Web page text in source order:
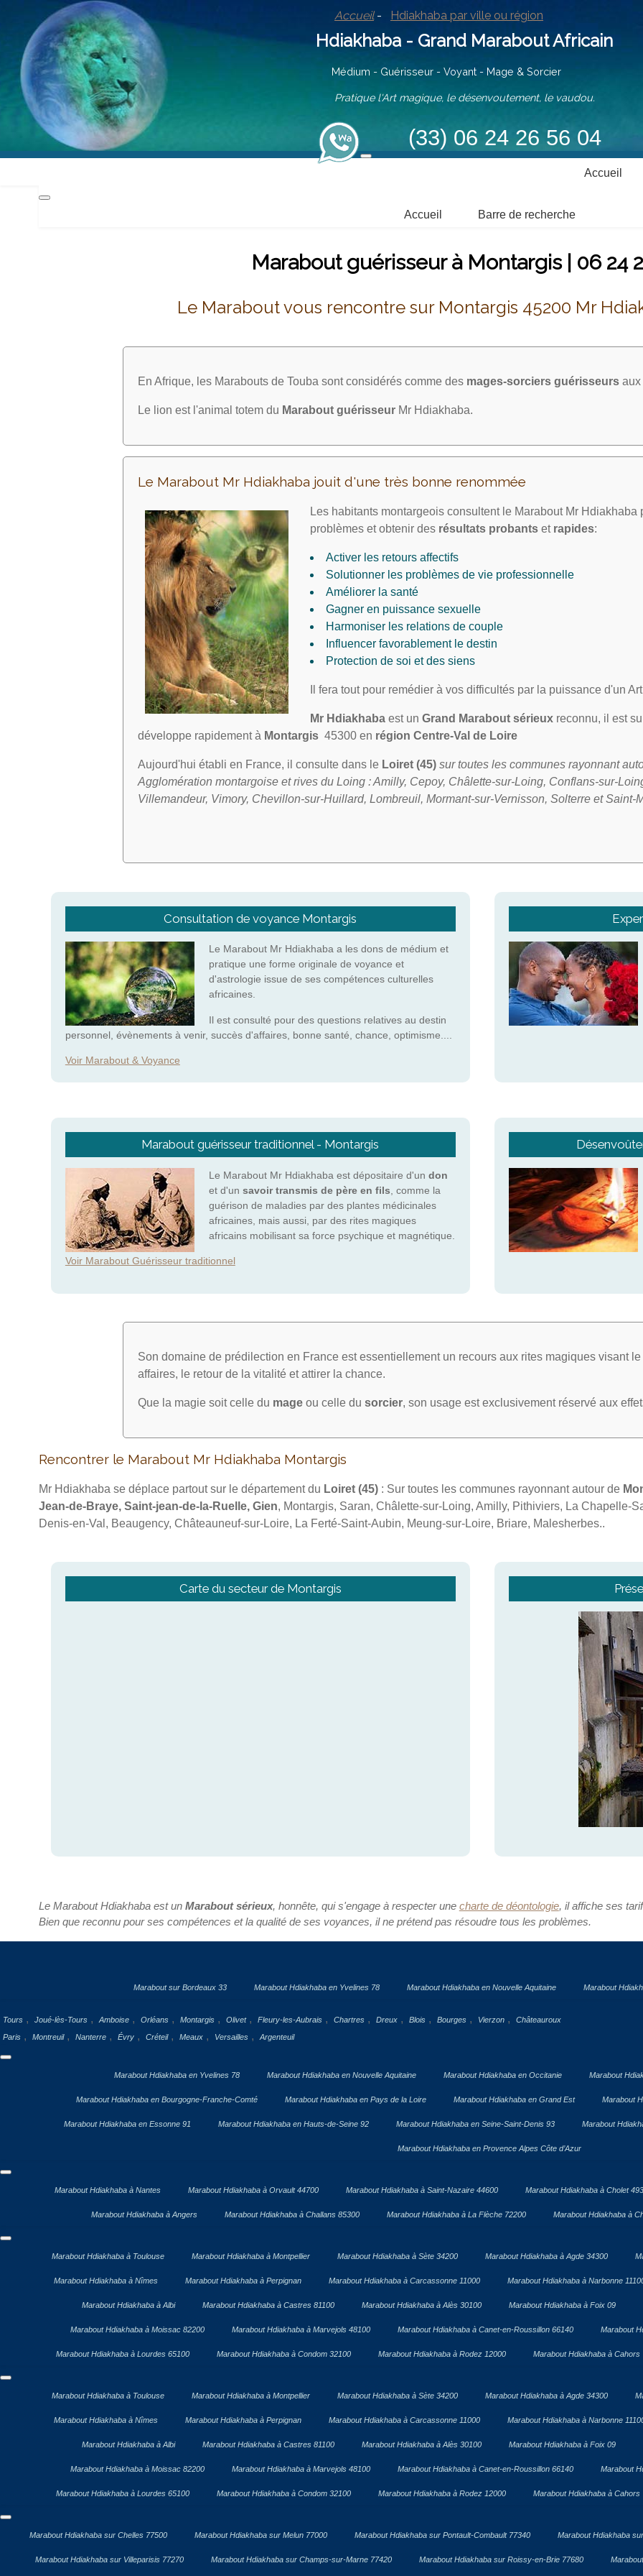
Accueil - Hdiakhaba par ville ou région
Hdiakhaba - Grand Marabout Africain
Médium - Guérisseur - Voyant - Mage & Sorcier
Pratique l'Art magique, le désenvoutement, le vaudou.
(33) 06 24 26 56 04
Accueil
Accueil Barre de recherche
Marabout guérisseur à Montargis | 06 24
Le Marabout vous rencontre sur Montargis 45200 Mr
En Afrique, les Marabouts de Touba sont considérés comme des mages-sorciers guérisseurs aux
Le lion est l'animal totem du Marabout guérisseur Mr Hdiakhaba.
Le Marabout Mr Hdiakhaba jouit d'une très bonne renommée
Les habitants montargeois consultent le Marabout Mr Hdiakhaba
problèmes et obtenir des résultats probants et rapides:
Activer les retours affectifs
Solutionner les problèmes de vie professionnelle
Améliorer la santé
Gagner en puissance sexuelle
Harmoniser les relations de couple
Influencer favorablement le destin
Protection de soi et des siens
Il fera tout pour remédier à vos difficultés par la puissance d'un
Mr Hdiakhaba est un Grand Marabout sérieux reconnu, il est
développe rapidement à Montargis 45300 en région Centre-Val de Loire
Aujourd'hui établi en France, il consulte dans le Loiret (45) sur toutes les communes rayonnant
Agglomération montargoise et rives du Loing : Amilly, Cepoy, Châlette-sur-Loing, Conflans-sur-
Villemandeur, Vimory, Chevillon-sur-Huillard, Lombreuil, Mormant-sur-Vernisson, Solterre et Saint-
Consultation de voyance Montargis
Le Marabout Mr Hdiakhaba a les dons de médium et
pratique une forme originale de voyance et
d'astrologie issue de ses compétences culturelles
africaines.
Il est consulté pour des questions relatives au destin
personnel, évènements à venir, succès d'affaires, bonne santé, chance, optimisme....
Voir Marabout & Voyance
Marabout guérisseur traditionnel - Montargis
Le Marabout Mr Hdiakhaba est dépositaire d'un don
et d'un savoir transmis de père en fils , comme la
guérison de maladies par des plantes médicinales
africaines, mais aussi, par des rites magiques
africains mobilisant sa force psychique et magnétique.
Voir Marabout Guérisseur traditionnel
Son domaine de prédilection en France est essentiellement un recours aux rites magiques visant le
affaires, le retour de la vitalité et attirer la chance.
Que la magie soit celle du mage ou celle du sorcier, son usage est exclusivement réservé aux
Rencontrer le Marabout Mr Hdiakhaba Montargis
Mr Hdiakhaba se déplace partout sur le département du Loiret (45) : Sur toutes les communes rayonnant autour de
Jean-de-Braye, Saint-jean-de-la-Ruelle, Gien, Montargis, Saran, Châlette-sur-Loing, Amilly, Pithiviers, La Chapelle-
Denis-en-Val, Beaugency, Châteauneuf-sur-Loire, La Ferté-Saint-Aubin, Meung-sur-Loire, Briare, Malesherbes..
Carte du secteur de Montargis
Le Marabout Hdiakhaba est un Marabout sérieux, honnête, qui s'engage à respecter une charte de déontologie, il affiche ses
Bien que reconnu pour ses compétences et la qualité de ses voyances, il ne prétend pas résoudre tous les problèmes.
Marabout sur Bordeaux 33 Marabout Hdiakhaba en Yvelines 78 Marabout Hdiakhaba en Nouvelle Aquitaine Marabout
Tours , Joué-lès-Tours , Amboise , Orléans , Montargis , Olivet , Fleury-les-Aubrais , Chartres , Dreux , Blois , Bourges , Vierzon ,
Châteauroux
Paris , Montreuil , Nanterre , Évry , Créteil , Meaux , Versailles , Argenteuil
Marabout Hdiakhaba en Yvelines 78 Marabout Hdiakhaba en Nouvelle Aquitaine Marabout Hdiakhaba en Occitanie Marabout
Marabout Hdiakhaba en Bourgogne-Franche-Comté Marabout Hdiakhaba en Pays de la Loire Marabout Hdiakhaba en Grand Est Marabout
Marabout Hdiakhaba en Essonne 91 Marabout Hdiakhaba en Hauts-de-Seine 92 Marabout Hdiakhaba en Seine-Saint-Denis 93 Marabout
Marabout Hdiakhaba en Provence Alpes Côte d’Azur
Marabout Hdiakhaba à Nantes Marabout Hdiakhaba à Orvault 44700 Marabout Hdiakhaba à Saint-Nazaire 44600 Marabout Hdiakhaba à Cholet
Marabout Hdiakhaba à Angers Marabout Hdiakhaba à Challans 85300 Marabout Hdiakhaba à La Flèche 72200 Marabout Hdiakhaba à
Marabout Hdiakhaba à Toulouse Marabout Hdiakhaba à Montpellier Marabout Hdiakhaba à Sète 34200 Marabout Hdiakhaba à Agde 34300
Marabout Hdiakhaba à Nîmes Marabout Hdiakhaba à Perpignan Marabout Hdiakhaba à Carcassonne 11000 Marabout Hdiakhaba à Narbonne
Marabout Hdiakhaba à Albi Marabout Hdiakhaba à Castres 81100 Marabout Hdiakhaba à Alès 30100 Marabout Hdiakhaba à Foix 09
Marabout Hdiakhaba à Moissac 82200 Marabout Hdiakhaba à Marvejols 48100 Marabout Hdiakhaba à Canet-en-Roussillon 66140 Marabout
Marabout Hdiakhaba à Lourdes 65100 Marabout Hdiakhaba à Condom 32100 Marabout Hdiakhaba à Rodez 12000 Marabout Hdiakhaba à Cahors
Marabout Hdiakhaba à Toulouse Marabout Hdiakhaba à Montpellier Marabout Hdiakhaba à Sète 34200 Marabout Hdiakhaba à Agde 34300
Marabout Hdiakhaba à Nîmes Marabout Hdiakhaba à Perpignan Marabout Hdiakhaba à Carcassonne 11000 Marabout Hdiakhaba à Narbonne
Marabout Hdiakhaba à Albi Marabout Hdiakhaba à Castres 81100 Marabout Hdiakhaba à Alès 30100 Marabout Hdiakhaba à Foix 09
Marabout Hdiakhaba à Moissac 82200 Marabout Hdiakhaba à Marvejols 48100 Marabout Hdiakhaba à Canet-en-Roussillon 66140 Marabout
Marabout Hdiakhaba à Lourdes 65100 Marabout Hdiakhaba à Condom 32100 Marabout Hdiakhaba à Rodez 12000 Marabout Hdiakhaba à Cahors
Marabout Hdiakhaba sur Chelles 77500 Marabout Hdiakhaba sur Melun 77000 Marabout Hdiakhaba sur Pontault-Combault 77340 Marabout Hdiakhaba
Marabout Hdiakhaba sur Villeparisis 77270 Marabout Hdiakhaba sur Champs-sur-Marne 77420 Marabout Hdiakhaba sur Roissy-en-Brie 77680